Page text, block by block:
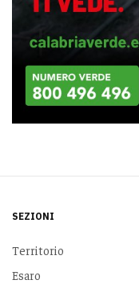
SEZIONI
Territorio
Esaro